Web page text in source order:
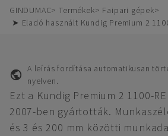
GINDUMAC Termékek
Faipari gépek
➤ Eladó használt Kundig Premium 2
A leírás fordítása automatikusan
nyelven.
Ezt a Kundig Premium 2 1100-
2007-ben gyártották.
és 3 és 200 mm közötti